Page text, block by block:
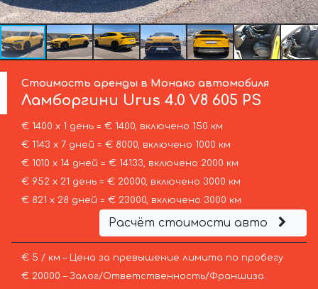
Стоимость аренды в Монако автомобиля
Ламборгини Urus 4.0 V8 605 PS
€ 1400 х 1 день = € 1400, включено 150 км
€ 1143 х 7 дней = € 8000, включено 1000 км
€ 1010 х 14 дней = € 14133, включено 2000 км
€ 952 х 21 день = € 20000, включено 3000 км
€ 821 х 28 дней = € 23000, включено 3000 км
Расчёт стоимости авто
€ 5 / км – Цена за превышение лимита по пробегу
€ 20000 – Залог/Ответственность/Франшиза.